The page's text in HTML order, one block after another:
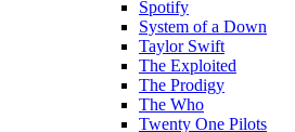
Spotify
System of a Down
Taylor Swift
The Exploited
The Prodigy
The Who
Twenty One Pilots